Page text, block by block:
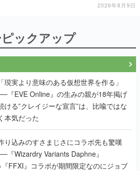
2026年8月9日
ックアップ
「現実より意味のある仮想世界を作る」
『EVE Online』の生みの親が18年掲げ
ける”クレイジーな宣言”は、比喩ではな
本気だった
り込みのすさまじさにコラボ先も驚嘆
『Wizardry Variants Daphne』
『FFXI』コラボが期間限定なのにジョブ